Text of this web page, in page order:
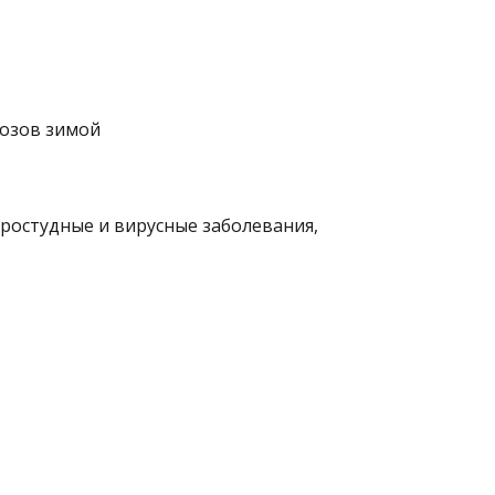
зимой
и вирусные заболевания,